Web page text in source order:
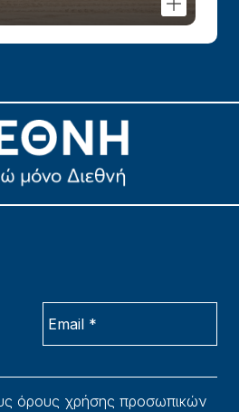
όρους χρήσης προσωπικών